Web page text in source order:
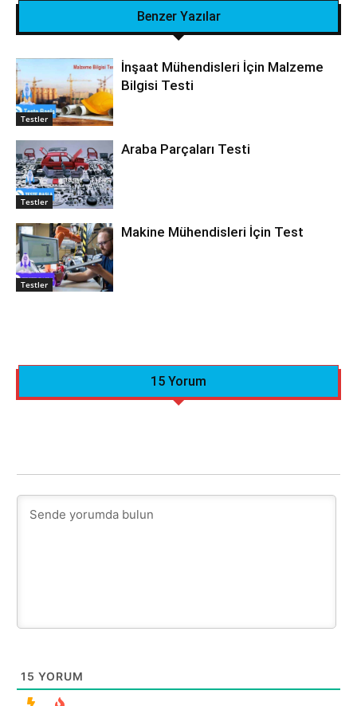
Benzer Yazılar
Testler
İnşaat Mühendisleri İçin Malzeme
Bilgisi Testi
Testler
Araba Parçaları Testi
Testler
Makine Mühendisleri İçin Test
15 Yorum
15 YORUM